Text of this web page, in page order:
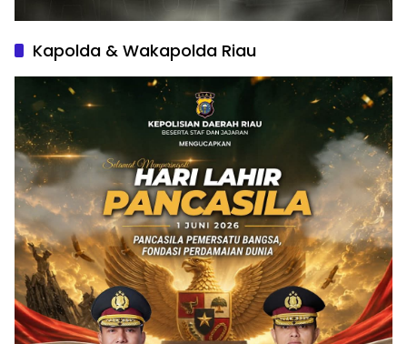
Kapolda & Wakapolda Riau